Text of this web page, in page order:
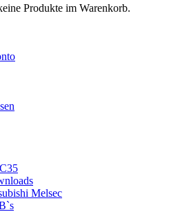
Produkte im Warenkorb.
Melsec